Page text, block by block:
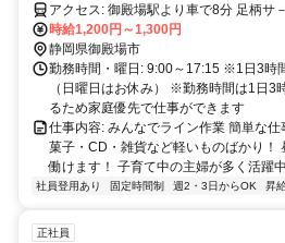
アクセス: 御殿場駅より車で8分 足柄サ－ビスエリアより車で2分 ※
車・バイク通勤OK
時給1,200円～1,300円
静岡県御殿場市
勤務時間・曜日: 9:00～17:15 ※1日3時
（日曜日はお休み） ※勤務時間は1日3
るため家庭優先で仕事ができます
仕事内容: みんなでライン作業 簡単な
菓子・CD・雑貨など軽いものばかり！
働けます！ 子育て中の主婦が多く活躍
社員登用あり 固定時間制 週2・3日からOK 昇
正社員